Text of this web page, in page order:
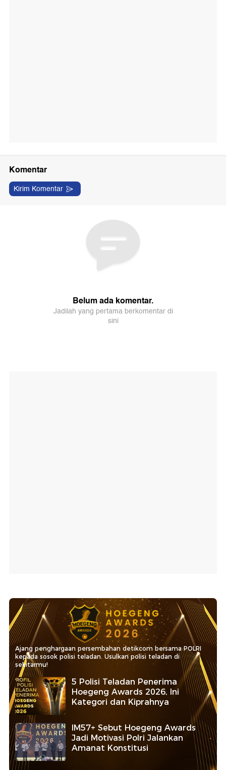
Ajang penghargaan persembahan detikcom bersama POLRI
kepada sosok polisi teladan. Usulkan polisi teladan di
sekitarmu!
5 Polisi Teladan Penerima
Hoegeng Awards 2026, Ini
Kategori dan Kiprahnya
IM57+ Sebut Hoegeng Awards
Jadi Motivasi Polri Jalankan
Amanat Konstitusi